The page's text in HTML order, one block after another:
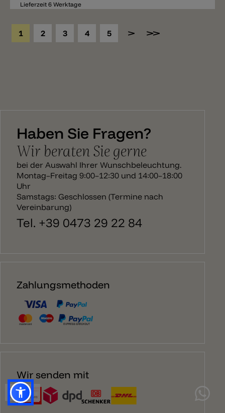
Lieferzeit 6 Werktage
1 2 3 4 5
Haben Sie Fragen?
Wir beraten Sie gerne
bei der Auswahl Ihrer Wunschbeleuchtung.
Montag–Freitag 9:00–12:30 und 14:00–18:00
Uhr
Samstags: Geschlossen (Termine nach
Vereinbarung)
Tel. +39 0473 29 22 84
Zahlungsmethoden
Wir senden mit